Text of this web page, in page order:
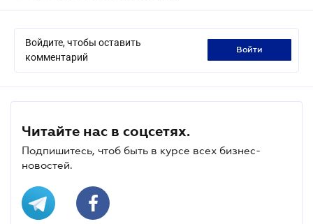
Войдите, чтобы оставить
комментарий
войти
Читайте нас в соцсетях.
Подпишитесь, чтоб быть в курсе всех бизнес-
новостей.